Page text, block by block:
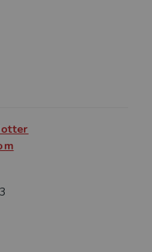
ordkunskap
med autentiskt
får träna på
uttal.
inläst med